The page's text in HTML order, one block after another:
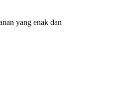
yang enak dan